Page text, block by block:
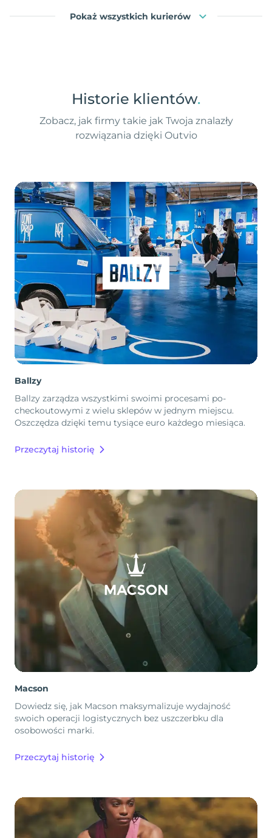
Pokaż wszystkich kurierów
Historie klientów.
Zobacz, jak firmy takie jak Twoja znalazły
rozwiązania dzięki Outvio
Ballzy
Ballzy zarządza wszystkimi swoimi procesami po-
checkoutowymi z wielu sklepów w jednym miejscu.
Oszczędza dzięki temu tysiące euro każdego miesiąca.
Przeczytaj historię
Macson
Dowiedz się, jak Macson maksymalizuje wydajność
swoich operacji logistycznych bez uszczerbku dla
osobowości marki.
Przeczytaj historię